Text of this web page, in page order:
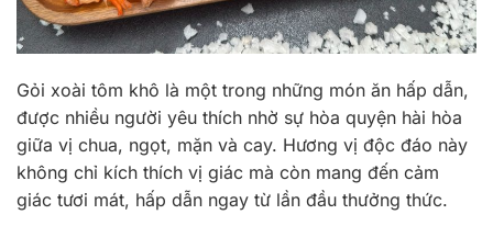
Gỏi xoài tôm khô là một trong những món ăn hấp dẫn,
được nhiều người yêu thích nhờ sự hòa quyện hài hòa
giữa vị chua, ngọt, mặn và cay. Hương vị độc đáo này
không chỉ kích thích vị giác mà còn mang đến cảm
giác tươi mát, hấp dẫn ngay từ lần đầu thưởng thức.